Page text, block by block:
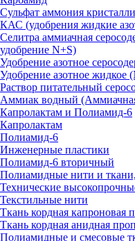
Сульфат аммония
КАС (удобрения жидкие
Селитра аммиачная
удобрение N+S)
Удобрение азотное
Удобрение азотное жидкое
Раствор питательный
Аммиак водный
Капролактам и Полиамид-6
Капролактам
Полиамид-6
Инженерные пластики
Полиамид-6 вторичный
Полиамидные нити и
Технические
Текстильные нити
Ткань кордная капроновая
Ткань кордная анидная
Полиамидные и смесовые